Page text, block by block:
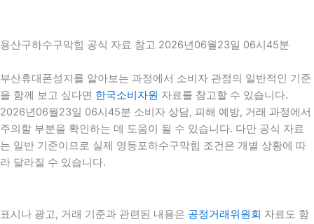
용산구하수구막힘 공식 자료 참고 2026년06월23일 06시45분
부산휴대폰성지를 알아보는 과정에서 소비자 관점의 일반적인 기준
을 함께 보고 싶다면 한국소비자원 자료를 참고할 수 있습니다.
2026년06월23일 06시45분 소비자 상담, 피해 예방, 거래 과정에서
주의할 부분을 확인하는 데 도움이 될 수 있습니다. 다만 공식 자료
는 일반 기준이므로 실제 영등포하수구막힘 조건은 개별 상황에 따
라 달라질 수 있습니다.
표시나 광고, 거래 기준과 관련된 내용은 공정거래위원회 자료도 함